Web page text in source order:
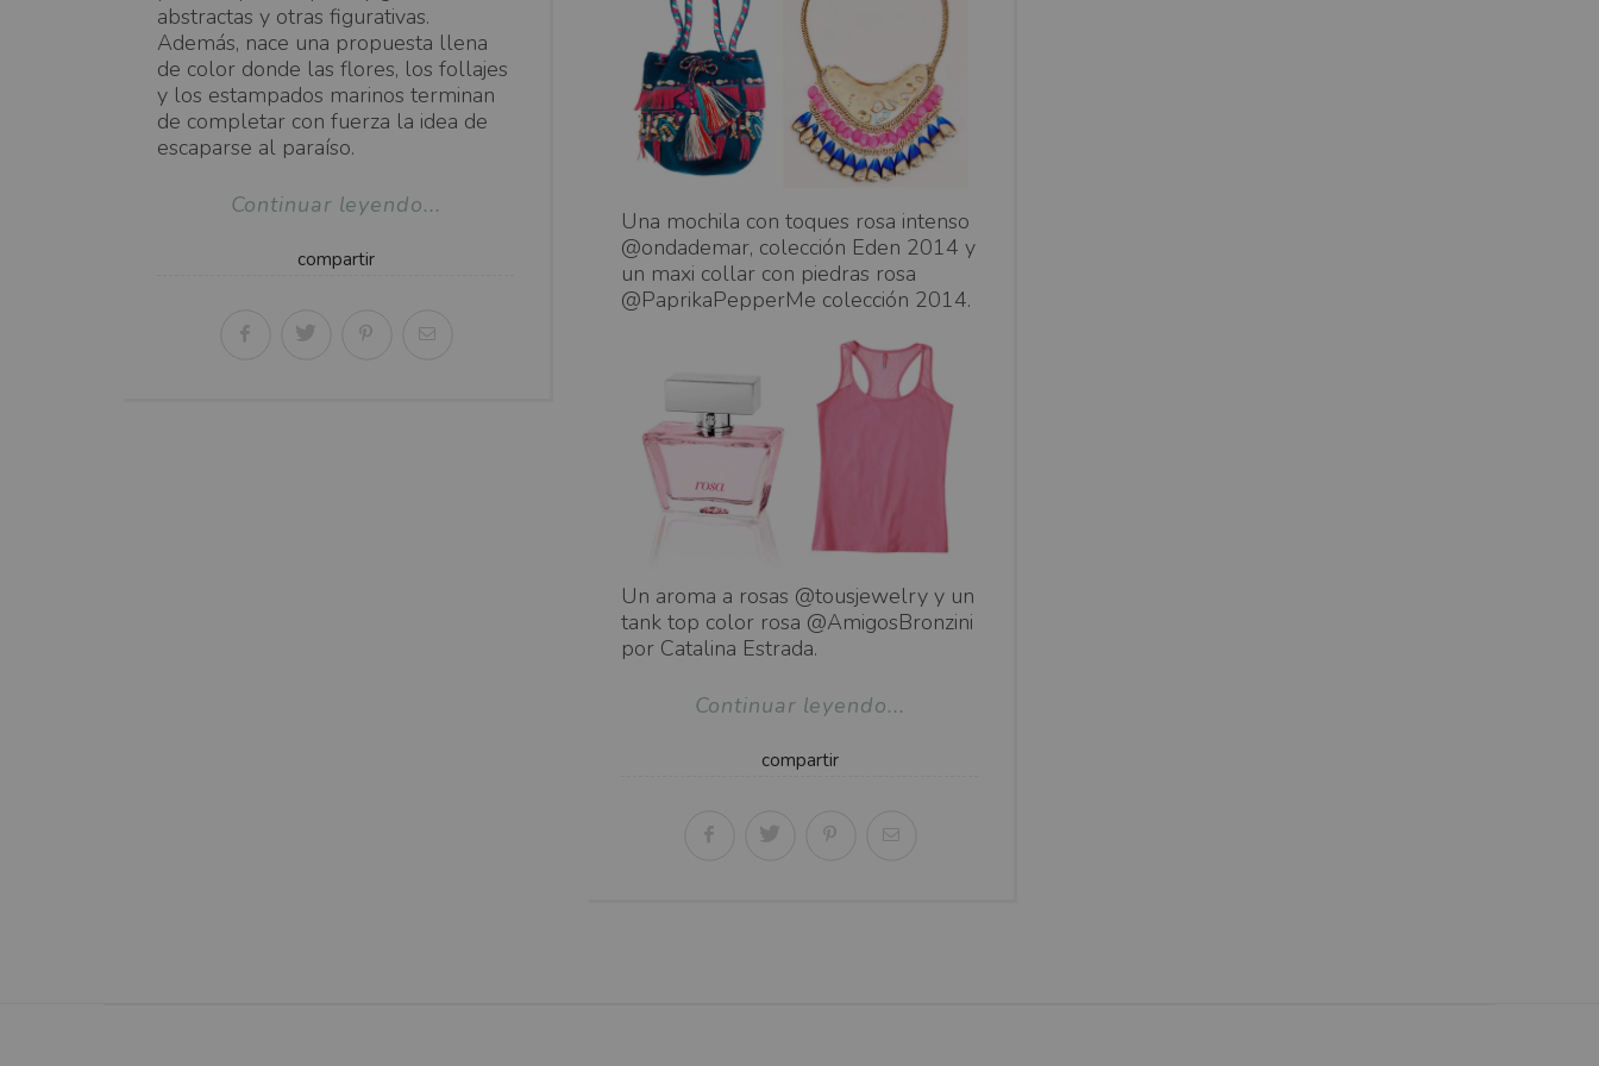
abstractas y otras figurativas.
Además, nace una propuesta llena
de color donde las flores, los follajes
y los estampados marinos terminan
de completar con fuerza la idea de
escaparse al paraíso.
Continuar leyendo...
compartir
Una mochila con toques rosa intenso
@ondademar, colección Eden 2014 y
un maxi collar con piedras rosa
@PaprikaPepperMe colección 2014.
Un aroma a rosas @tousjewelry y un
tank top color rosa @AmigosBronzini
por Catalina Estrada.
Continuar leyendo...
compartir